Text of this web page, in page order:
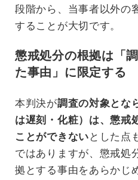
段階から、当事者以外の
することが大切です。
懲戒処分の根拠は「
た事由」に限定する
本判決が調査の対象とな
は遅刻・化粧）は、懲戒
ことができない とした点
ではありますが、懲戒処
拠とする事由をあらかじ